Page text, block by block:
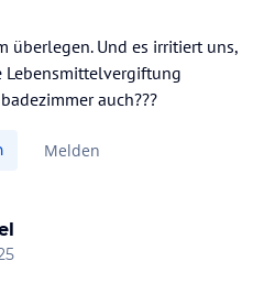
überlegen. Und es irritiert uns,
auch???
Melden